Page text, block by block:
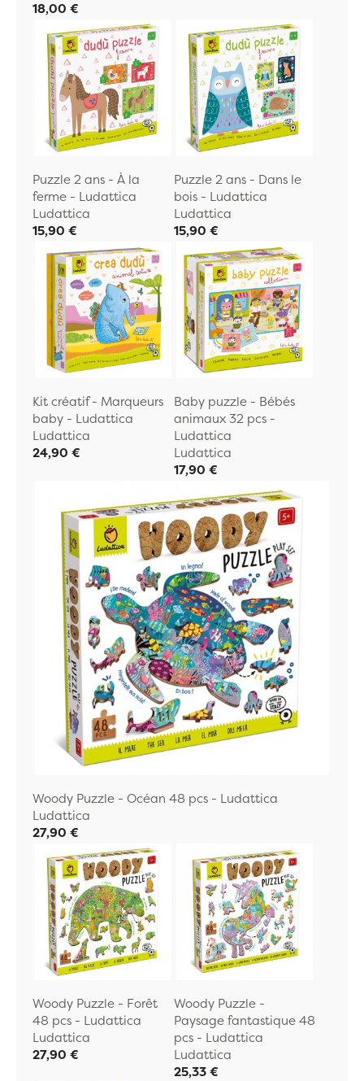
18,00 €
Puzzle 2 ans - À la
ferme - Ludattica
Ludattica
15,90 €
Puzzle 2 ans - Dans le
bois - Ludattica
Ludattica
15,90 €
Kit créatif - Marqueurs
baby - Ludattica
Ludattica
24,90 €
Baby puzzle - Bébés
animaux 32 pcs -
Ludattica
Ludattica
17,90 €
Woody Puzzle - Océan 48 pcs - Ludattica
Ludattica
27,90 €
Woody Puzzle - Forêt
48 pcs - Ludattica
Ludattica
27,90 €
Woody Puzzle -
Paysage fantastique 48
pcs - Ludattica
Ludattica
25,33 €